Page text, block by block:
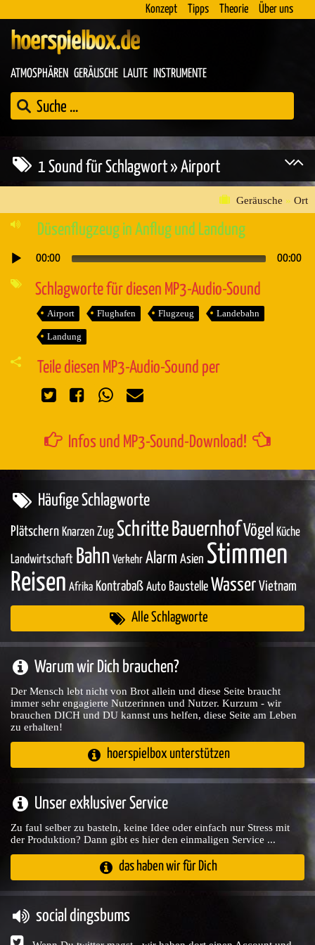
Konzept Tipps Theorie Über uns
hoerspielbox.de
ATMOSPHÄREN GERÄUSCHE LAUTE INSTRUMENTE
1 Sound für Schlagwort » Airport
Geräusche » Ort
Düsenflugzeug in Anflug und Landung
Audio-
00:00 00:00
Schlagworte für diesen MP3-Audio-Sound
Airport Flughafen Flugzeug Landebahn
Landung
Teile diesen MP3-Audio-Sound per
Infos und MP3-Sound-Download!
Häufige Schlagworte
Plätschern Knarzen Zug Schritte BauernhofVögel Küche
Landwirtschaft Bahn Verkehr Alarm Asien Stimmen
Reisen Afrika Kontrabaß Auto Baustelle Wasser Vietnam
Alle Schlagworte
Warum wir Dich brauchen?
Der Mensch lebt nicht von Brot allein und diese Seite braucht
immer sehr engagierte Nutzerinnen und Nutzer. Kurzum - wir
brauchen DICH und DU kannst uns helfen, diese Seite am Leben
zu erhalten!
hoerspielbox unterstützen
Unser exklusiver Service
Zu faul selber zu basteln, keine Idee oder einfach nur Stress mit
der Produktion? Dann gibt es hier den einmaligen Service ...
das haben wir für Dich
social dingsbums